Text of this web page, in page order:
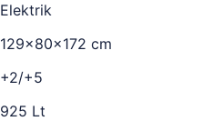
Elektrik
129x80x172 cm
+2/+5
925 Lt